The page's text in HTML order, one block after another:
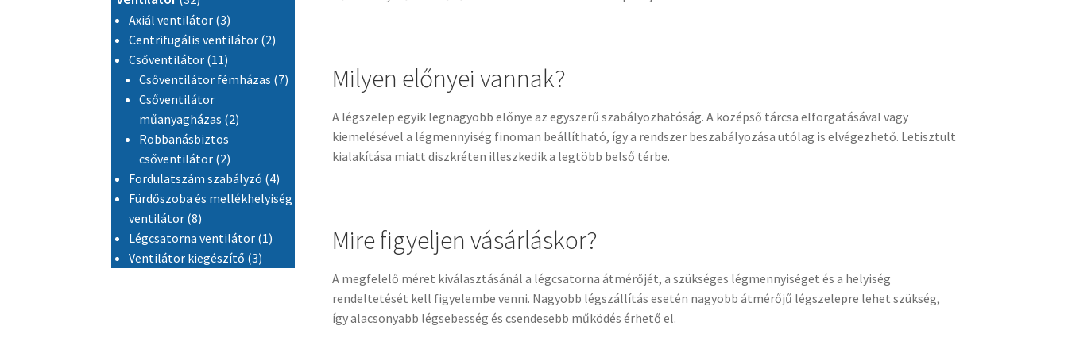
Milyen előnyei vannak?
A légszelep egyik legnagyobb előnye az egyszerű szabályozhatóság. A középső tárcsa elforgatásával vagy
kiemelésével a légmennyiség finoman beállítható, így a rendszer beszabályozása utólag is elvégezhető. Letisztult
kialakítása miatt diszkréten illeszkedik a legtöbb belső térbe.
Mire figyeljen vásárláskor?
A megfelelő méret kiválasztásánál a légcsatorna átmérőjét, a szükséges légmennyiséget és a helyiség
rendeltetését kell figyelembe venni. Nagyobb légszállítás esetén nagyobb átmérőjű légszelepre lehet szükség,
így alacsonyabb légsebesség és csendesebb működés érhető el.
Axiál ventilátor 33 termék
Centrifugális ventilátor 22 termék
Csőventilátor 1111 termék
Csőventilátor fémházas 77 termék
Csőventilátor
műanyagházas 22 termék
Robbanásbiztos
csőventilátor 22 termék
Fordulatszám szabályzó 44 termék
Fürdőszoba és mellékhelyiség
ventilátor 88 termék
Légcsatorna ventilátor 11 termék
Ventilátor kiegészítő 33 termék